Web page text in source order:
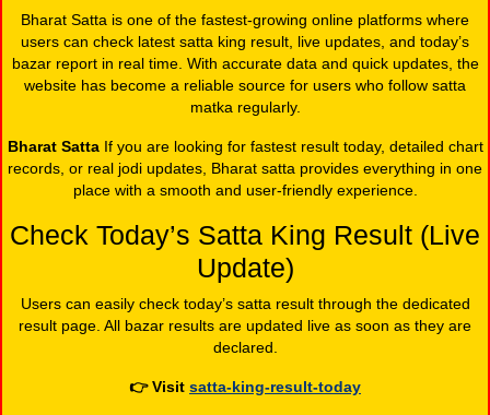
Bharat Satta is one of the fastest-growing online platforms where
users can check latest satta king result, live updates, and today’s
bazar report in real time. With accurate data and quick updates, the
website has become a reliable source for users who follow satta
matka regularly.
Bharat Satta If you are looking for fastest result today, detailed chart
records, or real jodi updates, Bharat satta provides everything in one
place with a smooth and user-friendly experience.
Check Today’s Satta King Result (Live
Update)
Users can easily check today’s satta result through the dedicated
result page. All bazar results are updated live as soon as they are
declared.
👉Visit satta-king-result-today